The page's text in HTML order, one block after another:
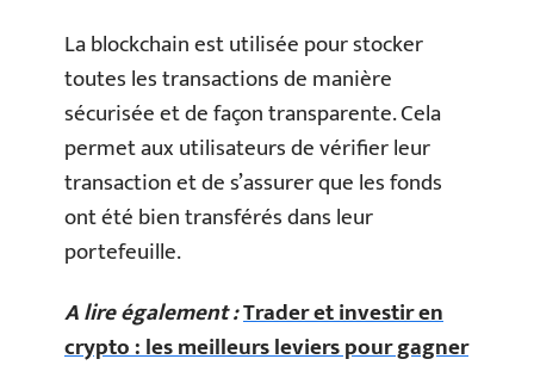
La blockchain est utilisée pour stocker
toutes les transactions de manière
sécurisée et de façon transparente. Cela
permet aux utilisateurs de vérifier leur
transaction et de s’assurer que les fonds
ont été bien transférés dans leur
portefeuille.
A lire également :Trader et investir en
crypto : les meilleurs leviers pour gagner